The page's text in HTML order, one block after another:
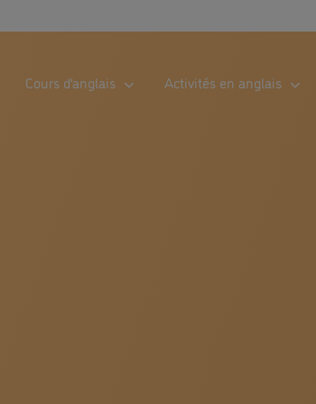
Cours d’anglais Activités en anglais